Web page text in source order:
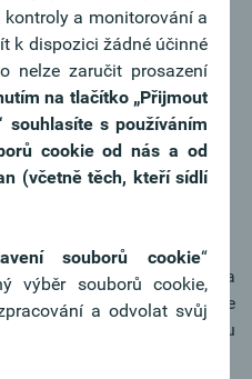
vyzdvihněte svou osobu a
Motivační dopis je
a obvykle první věc, kterou
a monitorování a
k dispozici žádné účinné
nelze zaručit prosazení
na tlačítko „Přijmout
souhlasíte s používáním
cookie od nás a od
(včetně těch, kteří sídlí
souborů cookie“
výběr souborů cookie,
a odvolat svůj